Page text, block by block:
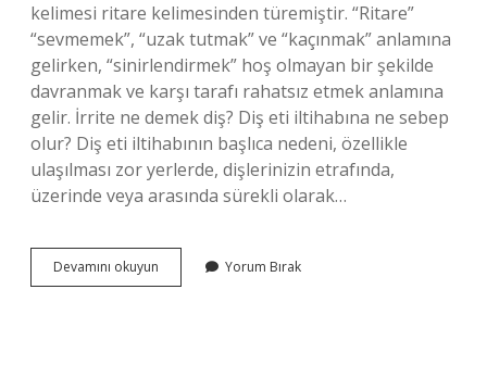
kelimesi ritare kelimesinden türemiştir. “Ritare”
“sevmemek”, “uzak tutmak” ve “kaçınmak” anlamına
gelirken, “sinirlendirmek” hoş olmayan bir şekilde
davranmak ve karşı tarafı rahatsız etmek anlamına
gelir. İrrite ne demek diş? Diş eti iltihabına ne sebep
olur? Diş eti iltihabının başlıca nedeni, özellikle
ulaşılması zor yerlerde, dişlerinizin etrafında,
üzerinde veya arasında sürekli olarak…
Devamını okuyun
Ne
Yorum Bırak